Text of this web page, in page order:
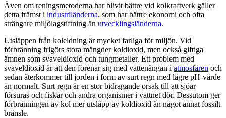
Även om reningsmetoderna har blivit bättre vid kolkraftverk gäller
detta främst i industriländerna, som har bättre ekonomi och ofta
strängare miljölagstiftning än utvecklingsländerna.
Utsläppen från koleldning är mycket farliga för miljön. Vid
förbränning frigörs stora mängder koldioxid, men också giftiga
ämnen som svaveldioxid och tungmetaller. Ett problem med
svaveldioxid är att den förenar sig med vattenångan i atmosfären och
sedan återkommer till jorden i form av surt regn med lägre pH-värde
än normalt. Surt regn är en stor bidragande orsak till att sjöar
försuras och fiskar och andra organismer i vattnet dör. Dessutom ger
förbränningen av kol mer utsläpp av koldioxid än något annat fossilt
bränsle.